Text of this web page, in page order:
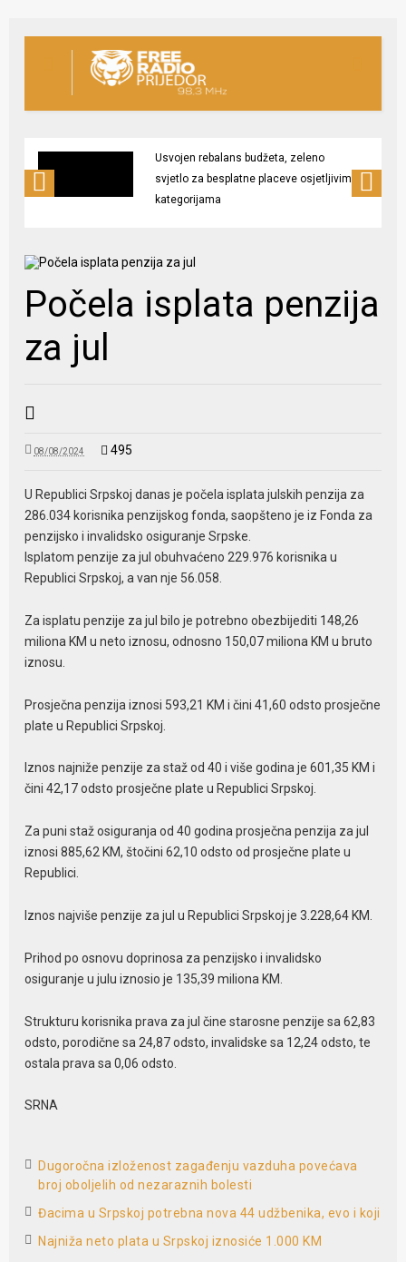
Usvojen rebalans budžeta, zeleno
svjetlo za besplatne placeve osjetljivim
kategorijama
Počela isplata penzija
za jul
08/08/2024 495
U Republici Srpskoj danas je počela isplata julskih penzija za
286.034 korisnika penzijskog fonda, saopšteno je iz Fonda za
penzijsko i invalidsko osiguranje Srpske.
Isplatom penzije za jul obuhvaćeno 229.976 korisnika u
Republici Srpskoj, a van nje 56.058.
Za isplatu penzije za jul bilo je potrebno obezbijediti 148,26
miliona KM u neto iznosu, odnosno 150,07 miliona KM u bruto
iznosu.
Prosječna penzija iznosi 593,21 KM i čini 41,60 odsto prosječne
plate u Republici Srpskoj.
Iznos najniže penzije za staž od 40 i više godina je 601,35 KM i
čini 42,17 odsto prosječne plate u Republici Srpskoj.
Za puni staž osiguranja od 40 godina prosječna penzija za jul
iznosi 885,62 KM, štočini 62,10 odsto od prosječne plate u
Republici.
Iznos najviše penzije za jul u Republici Srpskoj je 3.228,64 KM.
Prihod po osnovu doprinosa za penzijsko i invalidsko
osiguranje u julu iznosio je 135,39 miliona KM.
Strukturu korisnika prava za jul čine starosne penzije sa 62,83
odsto, porodične sa 24,87 odsto, invalidske sa 12,24 odsto, te
ostala prava sa 0,06 odsto.
SRNA
Dugoročna izloženost zagađenju vazduha povećava
broj oboljelih od nezaraznih bolesti
Đacima u Srpskoj potrebna nova 44 udžbenika, evo i koji
Najniža neto plata u Srpskoj iznosiće 1.000 KM